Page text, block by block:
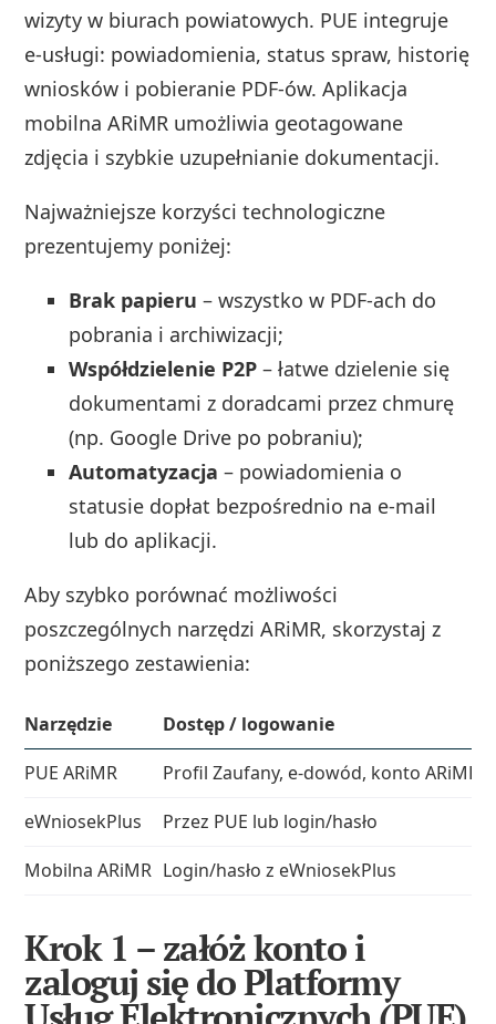
wizyty w biurach powiatowych. PUE integruje
e‑usługi: powiadomienia, status spraw, historię
wniosków i pobieranie PDF‑ów. Aplikacja
mobilna ARiMR umożliwia geotagowane
zdjęcia i szybkie uzupełnianie dokumentacji.
Najważniejsze korzyści technologiczne
prezentujemy poniżej:
Brak papieru – wszystko w PDF‑ach do
pobrania i archiwizacji;
Współdzielenie P2P – łatwe dzielenie się
dokumentami z doradcami przez chmurę
(np. Google Drive po pobraniu);
Automatyzacja – powiadomienia o
statusie dopłat bezpośrednio na e‑mail
lub do aplikacji.
Aby szybko porównać możliwości
poszczególnych narzędzi ARiMR, skorzystaj z
poniższego zestawienia:
Narzędzie Dostęp / logowanie
PUE ARiMR
Profil Zaufany, e‑dowód, konto ARiMR
eWniosekPlus
Przez PUE lub login/hasło
Mobilna ARiMR Login/hasło z eWniosekPlus
Krok 1 – załóż konto i
zaloguj się do Platformy